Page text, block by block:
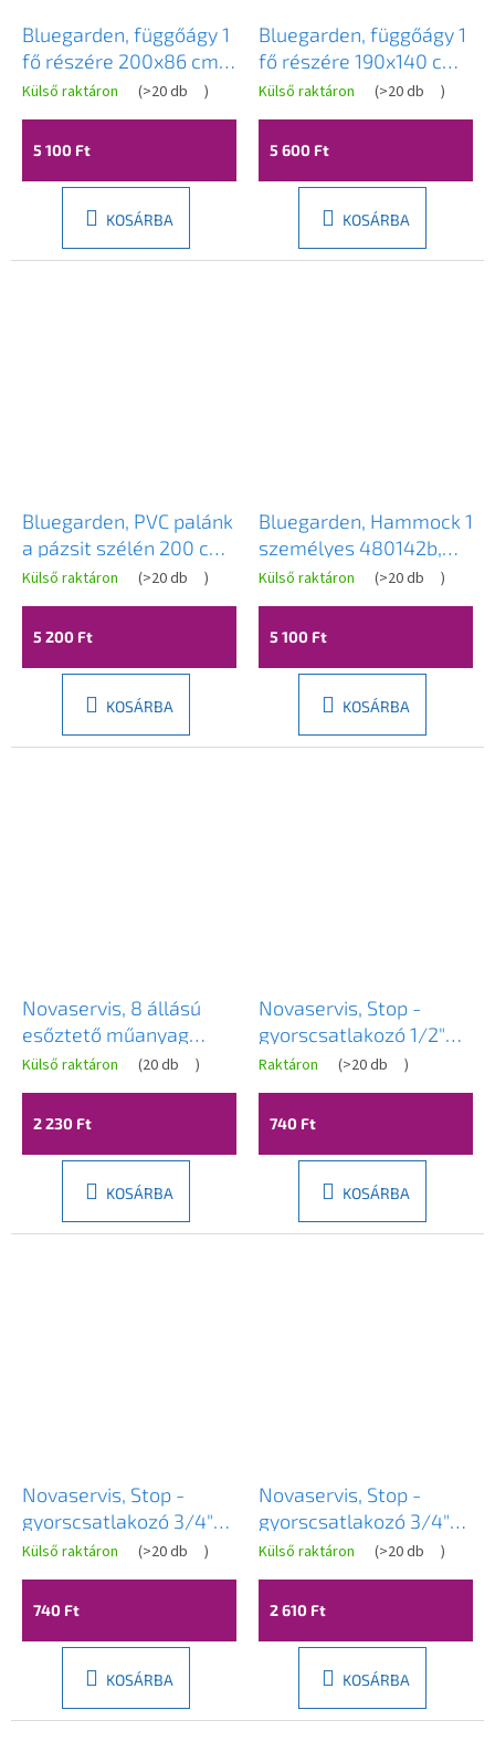
Bluegarden, függőágy 1
fő részére 200x86 cm,
többszínű, OGR-09027
Külső raktáron (>20 db )
5 100 Ft
KOSÁRBA
Bluegarden, függőágy 1
fő részére 190x140 cm,
többszínű, OGR-09001
Külső raktáron (>20 db )
5 600 Ft
KOSÁRBA
Bluegarden, PVC palánk
a pázsit szélén 200 cm
12db HD 7095,
terrakotta, OGR-68409
Külső raktáron (>20 db )
5 200 Ft
KOSÁRBA
Bluegarden, Hammock 1
személyes 480142b,
többszínű, OGR-09025
Külső raktáron (>20 db )
5 100 Ft
KOSÁRBA
Novaservis, 8 állású
esőztető műanyag
adapterrel, DY6011
Külső raktáron (20 db )
2 230 Ft
KOSÁRBA
Novaservis, Stop -
gyorscsatlakozó 1/2"
műanyag, DY8011
Raktáron (>20 db )
740 Ft
KOSÁRBA
Novaservis, Stop -
gyorscsatlakozó 3/4"
műanyag, DY8030
Külső raktáron (>20 db )
740 Ft
KOSÁRBA
Novaservis, Stop -
gyorscsatlakozó 3/4"
sárgaréz, DY8030C
Külső raktáron (>20 db )
2 610 Ft
KOSÁRBA